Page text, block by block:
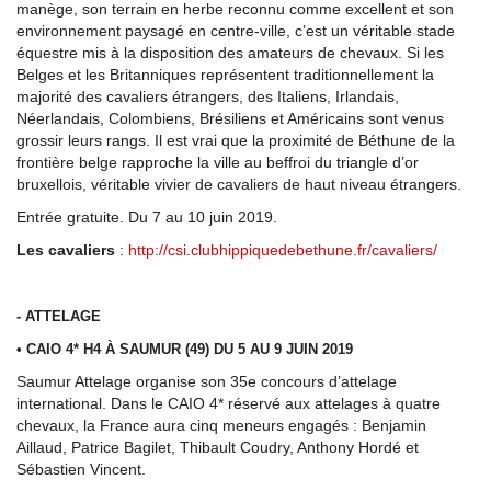
manège, son terrain en herbe reconnu comme excellent et son
environnement paysagé en centre-ville, c’est un véritable stade
équestre mis à la disposition des amateurs de chevaux. Si les
Belges et les Britanniques représentent traditionnellement la
majorité des cavaliers étrangers, des Italiens, Irlandais,
Néerlandais, Colombiens, Brésiliens et Américains sont venus
grossir leurs rangs. Il est vrai que la proximité de Béthune de la
frontière belge rapproche la ville au beffroi du triangle d’or
bruxellois, véritable vivier de cavaliers de haut niveau étrangers.
Entrée gratuite. Du 7 au 10 juin 2019.
Les cavaliers : http://csi.clubhippiquedebethune.fr/cavaliers/
- ATTELAGE
• CAIO 4* H4 À SAUMUR (49) DU 5 AU 9 JUIN 2019
Saumur Attelage organise son 35e concours d’attelage
international. Dans le CAIO 4* réservé aux attelages à quatre
chevaux, la France aura cinq meneurs engagés : Benjamin
Aillaud, Patrice Bagilet, Thibault Coudry, Anthony Hordé et
Sébastien Vincent.